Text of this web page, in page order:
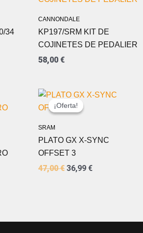
34
CANNONDALE
KP197/SRM KIT DE
COJINETES DE PEDALIER
58,00 €
¡Oferta!
SRAM
¡Oferta!
PLATO GX X-SYNC
OFFSET 3
47,00€
EL
PRECIO
ORIGINAL
36,99 €
EL